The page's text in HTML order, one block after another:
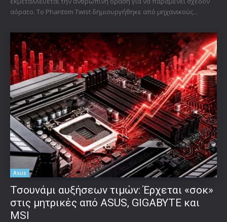
αόρατο. Το Phantom Twist δημιουργήθηκε από μηχανικούς...
Asus
Τσουνάμι αυξήσεων τιμών: Έρχεται «σοκ»
στις μητρικές από ASUS, GIGABYTE και
MSI